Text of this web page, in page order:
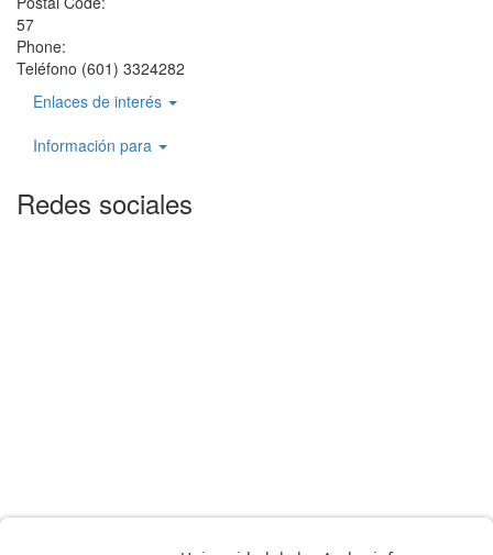
57
Phone:
Teléfono (601) 3324282
Enlaces de interés
Información para
Redes sociales